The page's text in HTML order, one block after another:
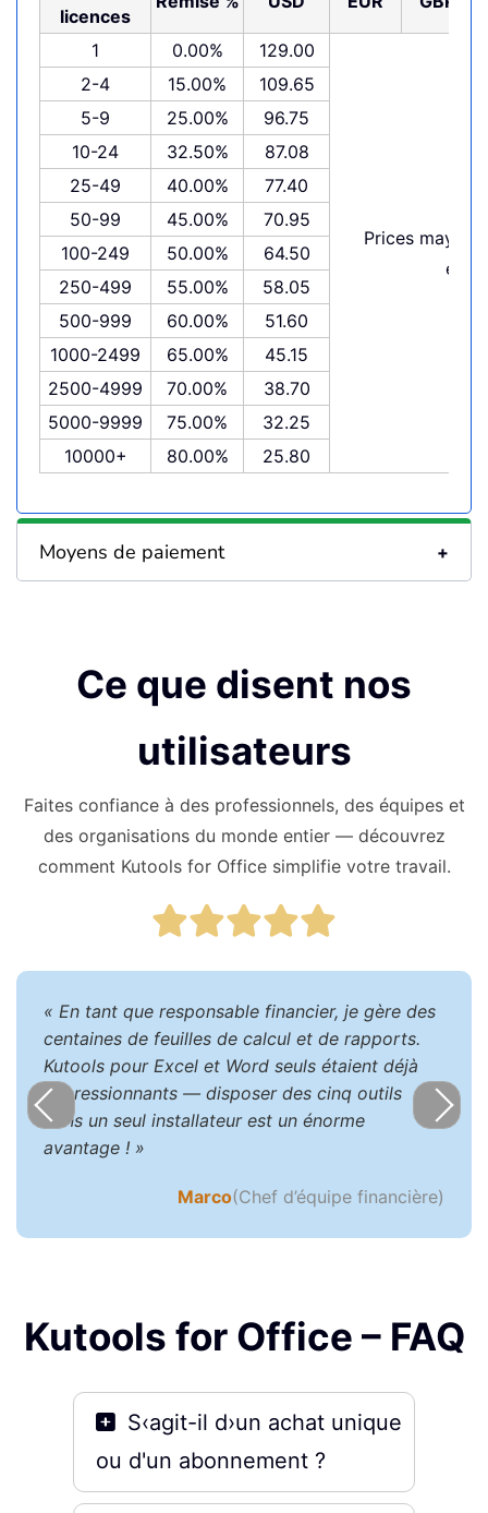
licences
1 0.00% 129.00
Prices may
2-4 15.00%
109.65
5-9
25.00%
96.75
10-24
32.50%
87.08
25-49
40.00%
77.40
50-99
45.00%
70.95
100-249
50.00%
64.50
250-499
55.00%
58.05
500-999
60.00%
51.60
1000-2499
65.00%
45.15
2500-4999
70.00%
38.70
5000-9999
75.00%
32.25
10000+
80.00% 25.80
Moyens de paiement
Ce que disent nos
utilisateurs
Faites confiance à des professionnels, des équipes et
des organisations du monde entier — découvrez
comment Kutools for Office simplifie votre travail.
« En tant que responsable financier, je gère des
centaines de feuilles de calcul et de rapports.
Kutools pour Excel et Word seuls étaient déjà
impressionnants — disposer des cinq outils
dans un seul installateur est un énorme
avantage ! »
Marco(Chef d’équipe financière)
Kutools for Office – FAQ
S‹agit-il d›un achat unique
ou d'un abonnement ?